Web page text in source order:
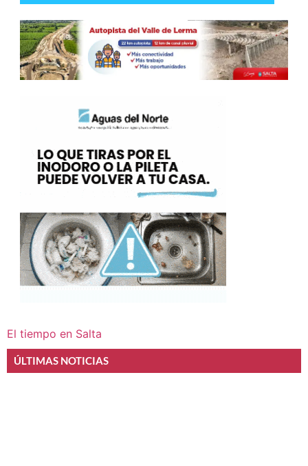
El tiempo en Salta
ÚLTIMAS NOTICIAS